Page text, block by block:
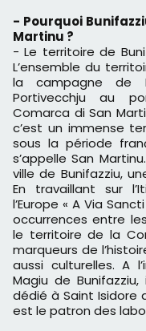
- Pourquoi
Martinu ?
- Le territoire de
L’ensemble du
la campagne de
Portivecchju au
Comarca di San
c’est un immense
sous la période
s’appelle San
ville de Bunifazziu,
En travaillant sur
l’Europe « A Via
occurrences entre
le territoire de la
marqueurs de
aussi culturelles. A
Magiu de
dédié à Saint Isidore
est le patron des